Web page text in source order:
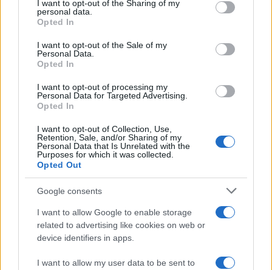
not limited to your visit or usage behaviour. You may click to
grant or deny consent to Google and its third-party tags to
use your data for below specified purposes in below Google
consent section.
I want to opt-out of the Sharing of my
personal data.
Opted In
I want to opt-out of the Sale of my
Personal Data.
Opted In
I want to opt-out of processing my
Personal Data for Targeted Advertising.
Opted In
I want to opt-out of Collection, Use,
Retention, Sale, and/or Sharing of my
Personal Data that Is Unrelated with the
Purposes for which it was collected.
Opted Out
Google consents
I want to allow Google to enable storage
related to advertising like cookies on web or
device identifiers in apps.
I want to allow my user data to be sent to